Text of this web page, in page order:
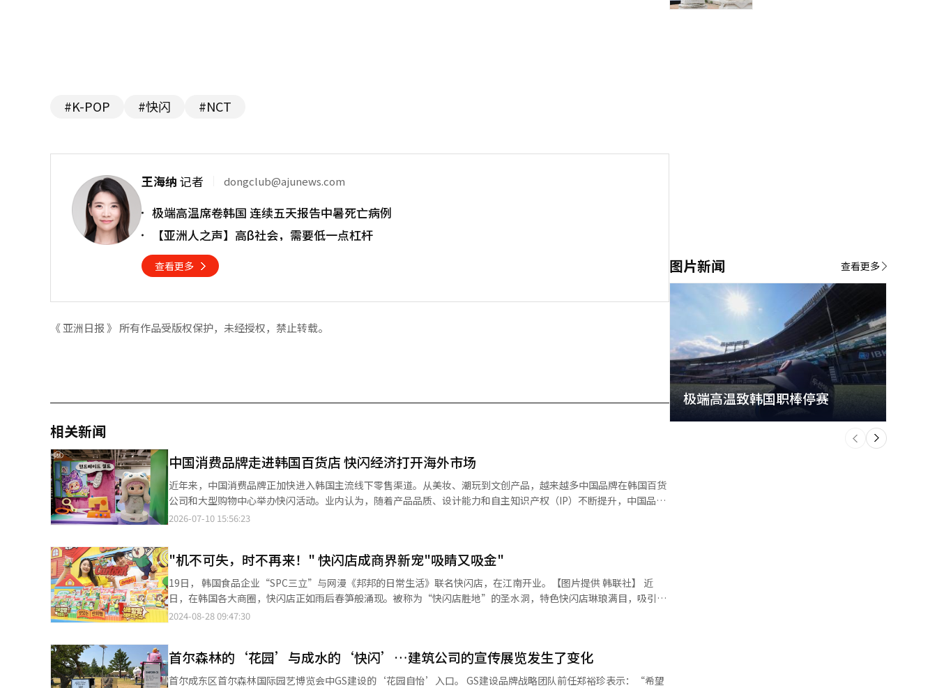
#K-POP #快闪 #NCT
王海纳 记者 dongclub@ajunews.com
极端高温席卷韩国 连续五天报告中暑死亡病例
【亚洲人之声】高β社会，需要低一点杠杆
查看更多
《 亚洲日报 》 所有作品受版权保护，未经授权，禁止转载。
相关新闻
中国消费品牌走进韩国百货店 快闪经济打开海外市场
近年来，中国消费品牌正加快进入韩国主流线下零售渠道。从美妆、潮玩到文创产品，越来越多中国品牌在韩国百货
公司和大型购物中心举办快闪活动。业内认为，随着产品品质、设计能力和自主知识产权（IP）不断提升，中国品牌
正逐步摆脱“低价制造”标签，凭借产品竞争力和品牌影响力进入韩国高端零售市场。 据韩国流通业日前消息，近期
发掘并首次引入中国艺术潮玩品牌三小毛（SAMUEL），举办快闪活动。活动期间，20至30岁消费者占购买者的一半
以上。随后，该品牌又相继在现代首尔百货（The Hyundai Seoul）和现代百货新村店举办快闪活动。 除百货公司
外，韩国大型商业设施也开始加快引入中国品牌。首尔龙山I'PARK Mall本月推出中国潮玩品牌“HERE奇梦岛”在韩
国的首场快闪店；中国美妆品牌花知晓则于上月在The Hyundai Seoul举办新品快闪活动，开业初期吸引不少消费者
提前排队等候。 业内人士表示，百货公司和大型购物中心通常会从产品品质、设计水平、供应链管理及售后服务等方
牌认可度不断提升。 韩国流通业认为，中国消费品牌近年来持续提升产品品质、设计创新能力和自主IP竞争力，竞争
优势已不再局限于价格因素。与此同时，韩国成熟的零售市场和消费趋势也吸引越来越多中国品牌主动与当地大型零
售企业接洽，希望借助快闪店测试市场反应，为未来正式开店积累经验。 韩国一家百货公司负责人表示，近期来自中
2026-07-10 15:56:23
"机不可失，时不再来！" 快闪店成商界新宠"吸睛又吸金"
19日， 韩国食品企业“SPC三立”与网漫《邦邦的日常生活》联名快闪店，在江南开业。【图片提供 韩联社】 近
日，在韩国各大商圈，快闪店正如雨后春笋般涌现。被称为“快闪店胜地”的圣水洞，特色快闪店琳琅满目，吸引路
人驻足，在快闪店门口排满了二三十岁年轻人和外籍游客。 此前，宝家族、神奇宝贝、蜡笔小新等主题快闪店一经开
商品进行短期展示的创新型商业模式。由于快闪店开店时间短，拿捏住消费者“机不可失，时不再来”的消费心理，
达到精准引流的目的。 此前，只有少数时尚美妆大企业为了宣传新产品，通过设计独特的活动内容开设快闪店，以此
2024-08-28 09:47:30
首尔森林的‘花园’与成水的‘快闪’…建筑公司的宣传展览发生了变化
首尔成东区首尔森林国际园艺博览会中GS建设的‘花园自怡’入口。 GS建设品牌战略团队前任郑裕珍表示：“希望
图片新闻
极端高温致韩国职棒停赛
下
一
个
查看更多